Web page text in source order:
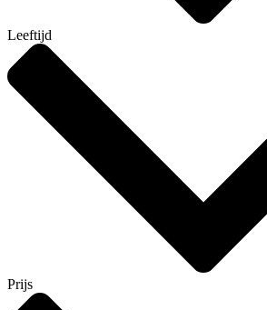
Leeftijd
Prijs